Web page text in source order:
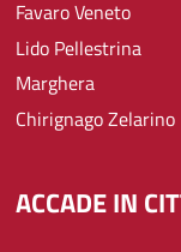
Favaro Veneto
Lido Pellestrina
Marghera
Chirignago Zelarino
ACCADE IN